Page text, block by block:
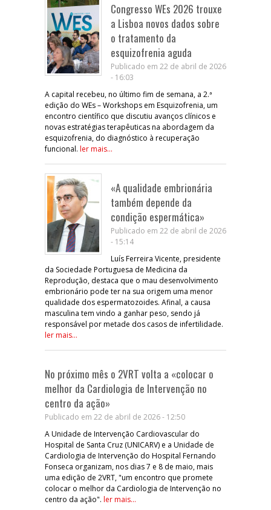
Congresso WEs 2026 trouxe
a Lisboa novos dados sobre
o tratamento da
esquizofrenia aguda
Publicado em 22 de abril de 2026
- 16:03
A capital recebeu, no último fim de semana, a 2.ª
edição do WEs – Workshops em Esquizofrenia, um
encontro científico que discutiu avanços clínicos e
novas estratégias terapêuticas na abordagem da
esquizofrenia, do diagnóstico à recuperação
funcional. ler mais...
«A qualidade embrionária
também depende da
condição espermática»
Publicado em 22 de abril de 2026
- 15:14
Luís Ferreira Vicente, presidente
da Sociedade Portuguesa de Medicina da
Reprodução, destaca que o mau desenvolvimento
embrionário pode ter na sua origem uma menor
qualidade dos espermatozoides. Afinal, a causa
masculina tem vindo a ganhar peso, sendo já
responsável por metade dos casos de infertilidade.
ler mais...
No próximo mês o 2VRT volta a «colocar o
melhor da Cardiologia de Intervenção no
centro da ação»
Publicado em 22 de abril de 2026 - 12:50
A Unidade de Intervenção Cardiovascular do
Hospital de Santa Cruz (UNICARV) e a Unidade de
Cardiologia de Intervenção do Hospital Fernando
Fonseca organizam, nos dias 7 e 8 de maio, mais
uma edição de 2VRT, "um encontro que promete
colocar o melhor da Cardiologia de Intervenção no
centro da ação". ler mais...